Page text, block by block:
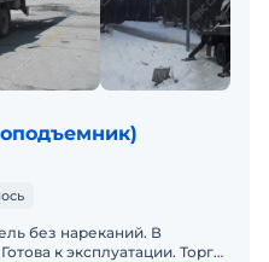
без нареканий. В
к эксплуатации. Торг